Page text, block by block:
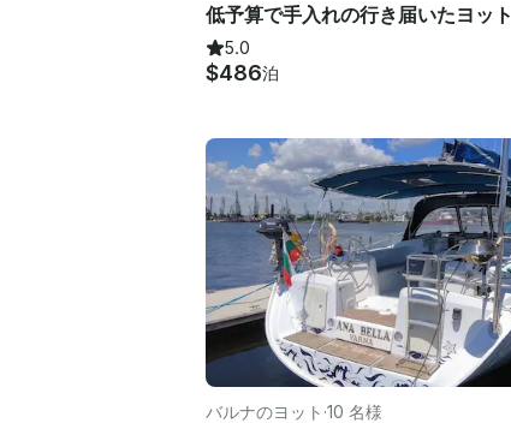
低予算で手入れの行き届いたヨット
5.0
$486泊
バルナのヨット ·10 名様